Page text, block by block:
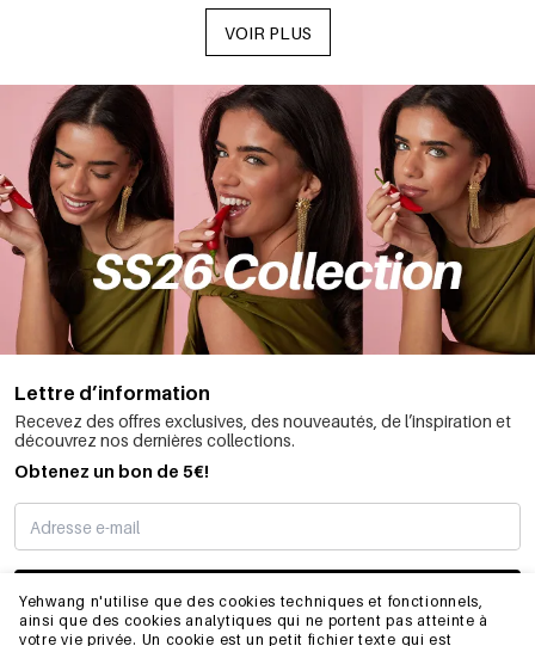
Yehwang n'utilise que des cookies techniques et fonctionnels,
ainsi que des cookies analytiques qui ne portent pas atteinte à
votre vie privée. Un cookie est un petit fichier texte qui est
VOIR PLUS
Lettre d’information
Recevez des offres exclusives, des nouveautés, de l’inspiration et
découvrez nos dernières collections.
Obtenez un bon de 5€!
JE M’INSCRIS